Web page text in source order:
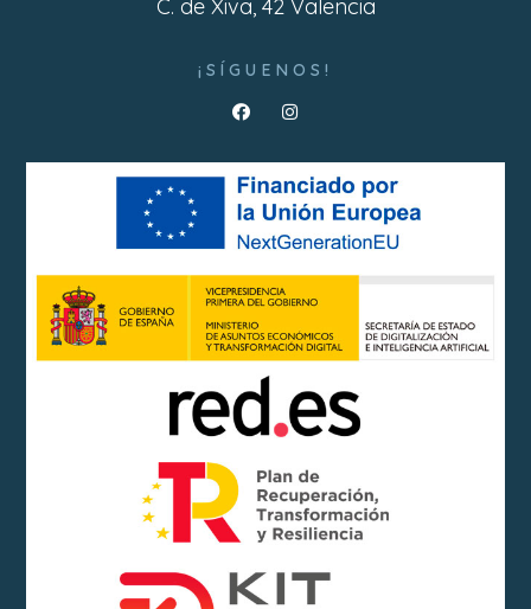
C. de Xiva, 42 Valencia
¡SÍGUENOS!